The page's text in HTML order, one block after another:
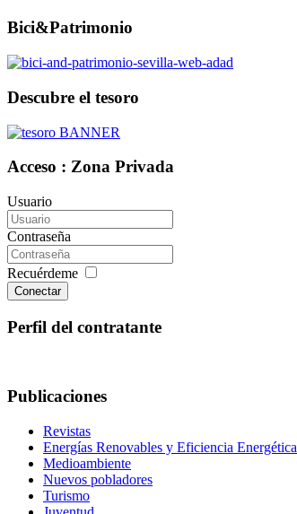
Bici&Patrimonio
Descubre el tesoro
Acceso : Zona Privada
Usuario
Contraseña
Recuérdeme
Conectar
Perfil del contratante
Publicaciones
Revistas
Energías Renovables y Eficiencia Energética
Medioambiente
Nuevos pobladores
Turismo